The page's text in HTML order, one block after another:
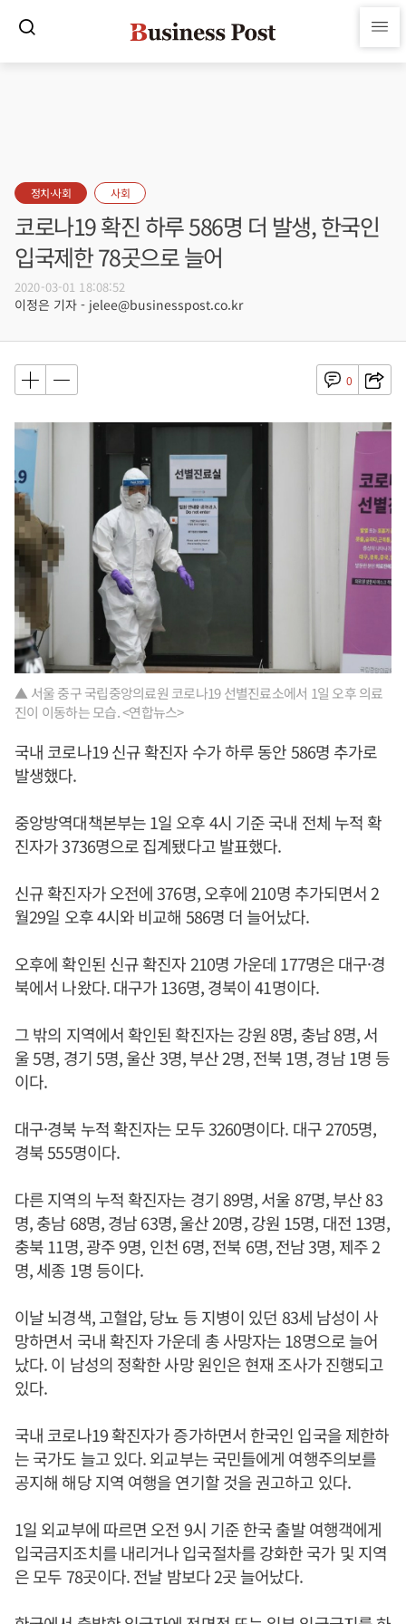
정치·사회 사회
코로나19 확진 하루 586명 더 발생, 한국인
입국제한 78곳으로 늘어
2020-03-01 18:08:52
이정은 기자 - jelee@businesspost.co.kr
0
▲ 서울 중구 국립중앙의료원 코로나19 선별진료소에서 1일 오후 의료
진이 이동하는 모습. <연합뉴스>
국내 코로나19 신규 확진자 수가 하루 동안 586명 추가로
발생했다.
중앙방역대책본부는 1일 오후 4시 기준 국내 전체 누적 확
진자가 3736명으로 집계됐다고 발표했다.
신규 확진자가 오전에 376명, 오후에 210명 추가되면서 2
월29일 오후 4시와 비교해 586명 더 늘어났다.
오후에 확인된 신규 확진자 210명 가운데 177명은 대구·경
북에서 나왔다. 대구가 136명, 경북이 41명이다.
그 밖의 지역에서 확인된 확진자는 강원 8명, 충남 8명, 서
울 5명, 경기 5명, 울산 3명, 부산 2명, 전북 1명, 경남 1명 등
이다.
대구·경북 누적 확진자는 모두 3260명이다. 대구 2705명,
경북 555명이다.
다른 지역의 누적 확진자는 경기 89명, 서울 87명, 부산 83
명, 충남 68명, 경남 63명, 울산 20명, 강원 15명, 대전 13명,
충북 11명, 광주 9명, 인천 6명, 전북 6명, 전남 3명, 제주 2
명, 세종 1명 등이다.
이날 뇌경색, 고혈압, 당뇨 등 지병이 있던 83세 남성이 사
망하면서 국내 확진자 가운데 총 사망자는 18명으로 늘어
났다. 이 남성의 정확한 사망 원인은 현재 조사가 진행되고
있다.
국내 코로나19 확진자가 증가하면서 한국인 입국을 제한하
는 국가도 늘고 있다. 외교부는 국민들에게 여행주의보를
공지해 해당 지역 여행을 연기할 것을 권고하고 있다.
1일 외교부에 따르면 오전 9시 기준 한국 출발 여행객에게
입국금지조치를 내리거나 입국절차를 강화한 국가 및 지역
은 모두 78곳이다. 전날 밤보다 2곳 늘어났다.